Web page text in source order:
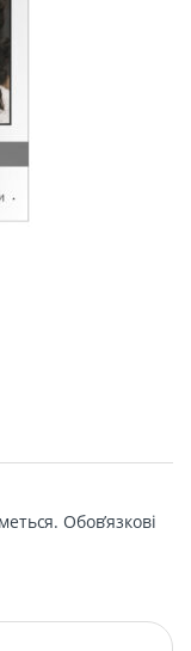
Обов’язкові